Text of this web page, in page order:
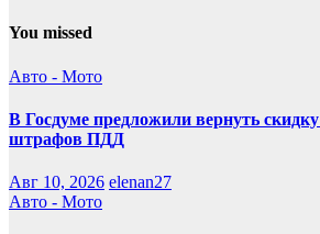
You missed
Авто - Мото
В Госдуме предложили вернуть
штрафов ПДД
Авг 10, 2026 elenan27
Авто - Мото